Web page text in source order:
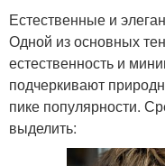
Естественные и
Одной из основных
естественность и
подчеркивают
пике популярности.
выделить: